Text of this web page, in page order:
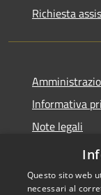
Richiesta
Informativa
Note legali
Questo sito web
necessari al